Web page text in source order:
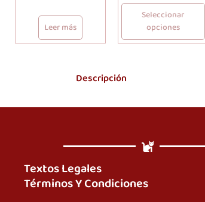
Leer más
Seleccionar
opciones
Descripción
Textos Legales
Términos Y Condiciones